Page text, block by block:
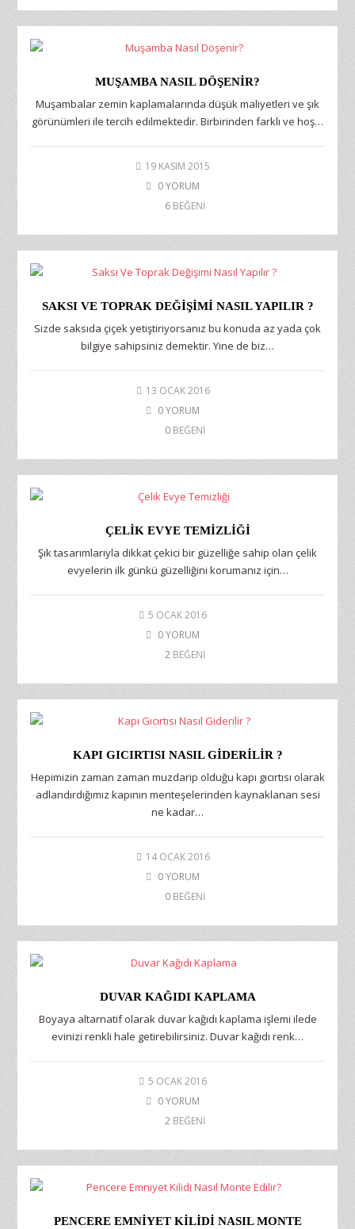
MUŞAMBA NASIL DÖŞENIR?
Muşambalar zemin kaplamalarında düşük maliyetleri ve şık
görünümleri ile tercih edilmektedir. Birbirinden farklı ve hoş…
19 KASIM 2015
0 YORUM
6BEĞENİ
SAKSI VE TOPRAK DEĞIŞIMI NASIL YAPILIR ?
Sizde saksıda çiçek yetiştiriyorsanız bu konuda az yada çok
bilgiye sahipsiniz demektir. Yine de biz…
13 OCAK 2016
0 YORUM
0BEĞENİ
ÇELIK EVYE TEMIZLIĞI
Şık tasarımlarıyla dikkat çekici bir güzelliğe sahip olan çelik
evyelerin ilk günkü güzelliğini korumanız için…
5 OCAK 2016
0 YORUM
2BEĞENİ
KAPI GICIRTISI NASIL GIDERILIR ?
Hepimizin zaman zaman muzdarip olduğu kapı gıcırtısı olarak
adlandırdığımız kapının menteşelerinden kaynaklanan sesi
ne kadar…
14 OCAK 2016
0 YORUM
0BEĞENİ
DUVAR KAĞIDI KAPLAMA
Boyaya altarnatif olarak duvar kağıdı kaplama işlemi ilede
evinizi renkli hale getirebilirsiniz. Duvar kağıdı renk…
5 OCAK 2016
0 YORUM
2BEĞENİ
PENCERE EMNIYET KILIDI NASIL MONTE